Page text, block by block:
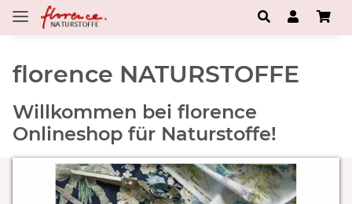
florence NATURSTOFFE
Willkommen bei florence
Onlineshop für Naturstoffe!